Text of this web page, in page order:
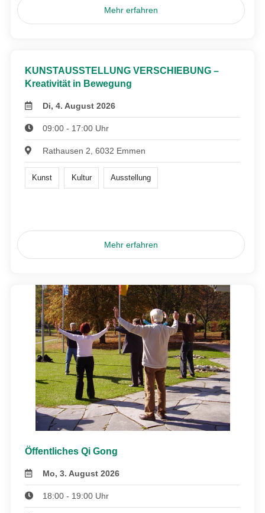
Mehr erfahren
KUNSTAUSSTELLUNG VERSCHIEBUNG –
Kreativität in Bewegung
Di, 4. August 2026
09:00 - 17:00 Uhr
Rathausen 2, 6032 Emmen
Kunst Kultur Ausstellung
Mehr erfahren
Öffentliches Qi Gong
Mo, 3. August 2026
18:00 - 19:00 Uhr